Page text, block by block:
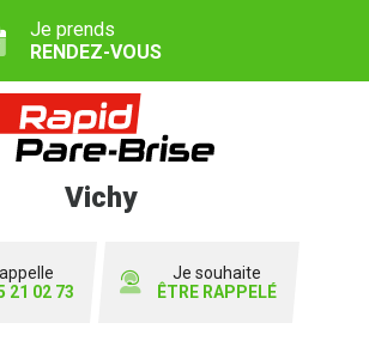
Je prends
RENDEZ-VOUS
Vichy
21 02 73
Je souhaite
ÊTRE RAPPELÉ